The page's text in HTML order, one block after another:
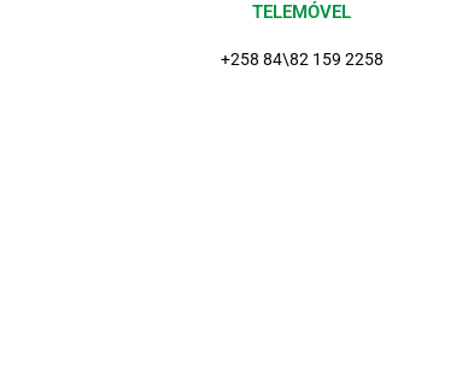
TELEMÓVEL
+258 84\82 159 2258